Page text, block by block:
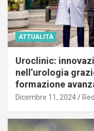
ATTUALITÀ
Uroclinic:
nell’urologia
formazione
Dicembre 11, 2024